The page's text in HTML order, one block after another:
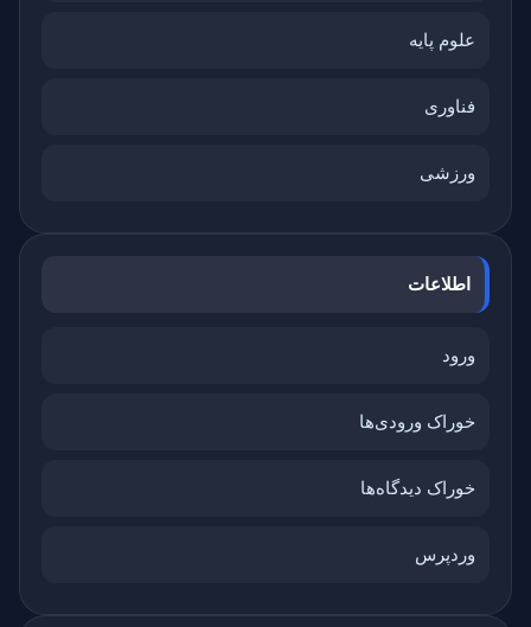
علوم پایه
فناوری
ورزشی
اطلاعات
ورود
خوراک ورودی‌ها
خوراک دیدگاه‌ها
وردپرس